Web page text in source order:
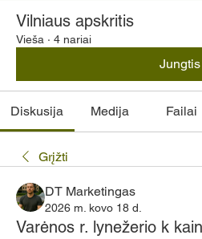
Vilniaus apskritis
Vieša · 4 nariai
Jungtis
Diskusija Medija Failai
Grįžti
DT Marketingas
2026 m. kovo 18 d.
Varėnos r. lynežerio k